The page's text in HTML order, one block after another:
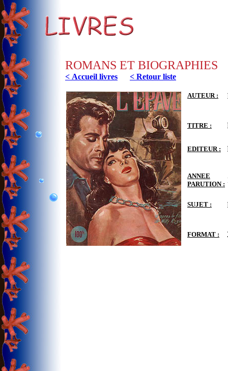
ROMANS ET BIOGRAPHIES
< Accueil livres < Retour liste
AUTEUR :
TITRE :
EDITEUR :
ANNEE
PARUTION :
SUJET :
FORMAT :